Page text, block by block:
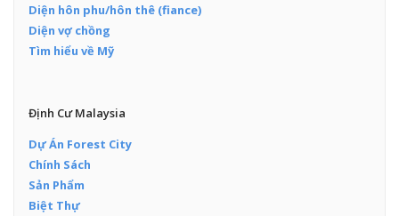
Diện hôn phu/hôn thê (fiance)
Diện vợ chồng
Tìm hiểu về Mỹ
Định Cư Malaysia
Dự Án Forest City
Chính Sách
Sản Phẩm
Biệt Thự